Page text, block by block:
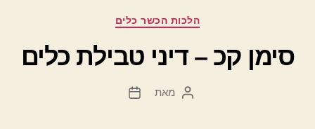
קטגוריות
הלכות הכשר כלים
סימן קכ – דיני טבילת כלים
המחבר
מאת
תאריך